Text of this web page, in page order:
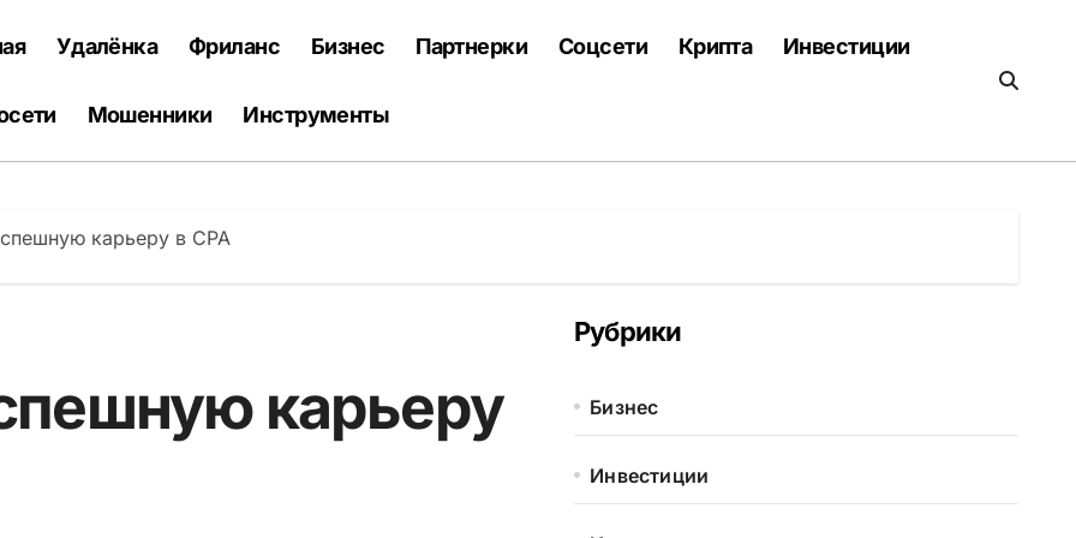
Удалёнка Фриланс Бизнес Партнерки Соцсети Крипта Инвестиции
Мошенники Инструменты
карьеру в CPA
карьеру
Рубрики
Бизнес
Инвестиции